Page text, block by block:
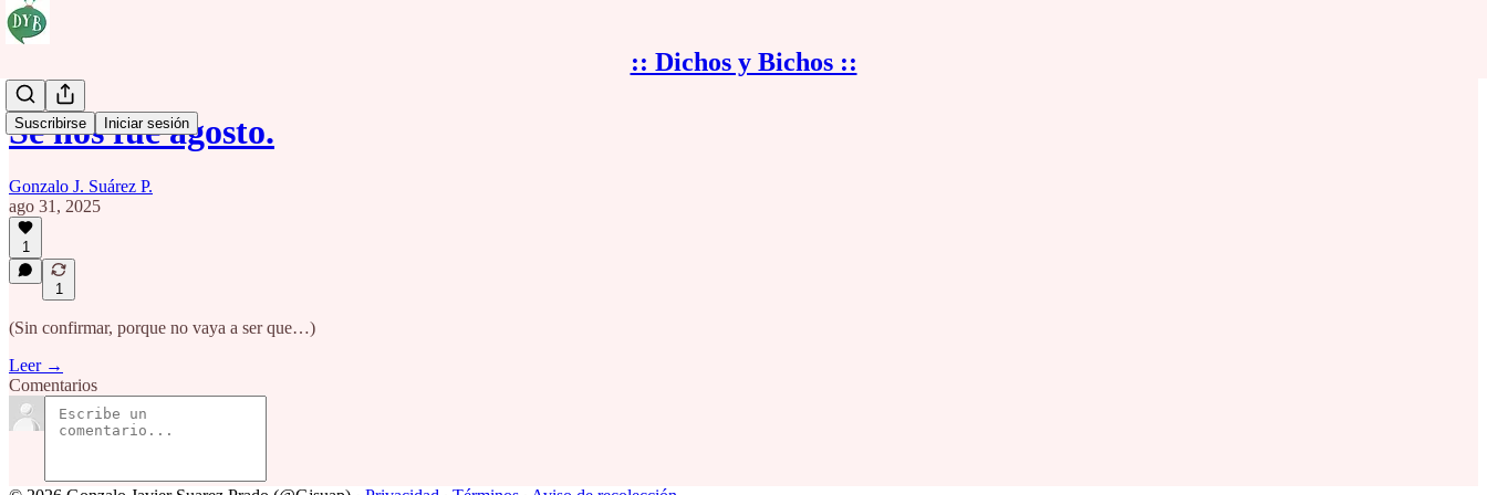
:: Dichos y Bichos ::
Suscribirse Iniciar sesión
Se nos fue agosto.
Gonzalo J. Suárez P.
ago 31, 2025
1
1
(Sin confirmar, porque no vaya a ser que…)
Leer →
Comentarios